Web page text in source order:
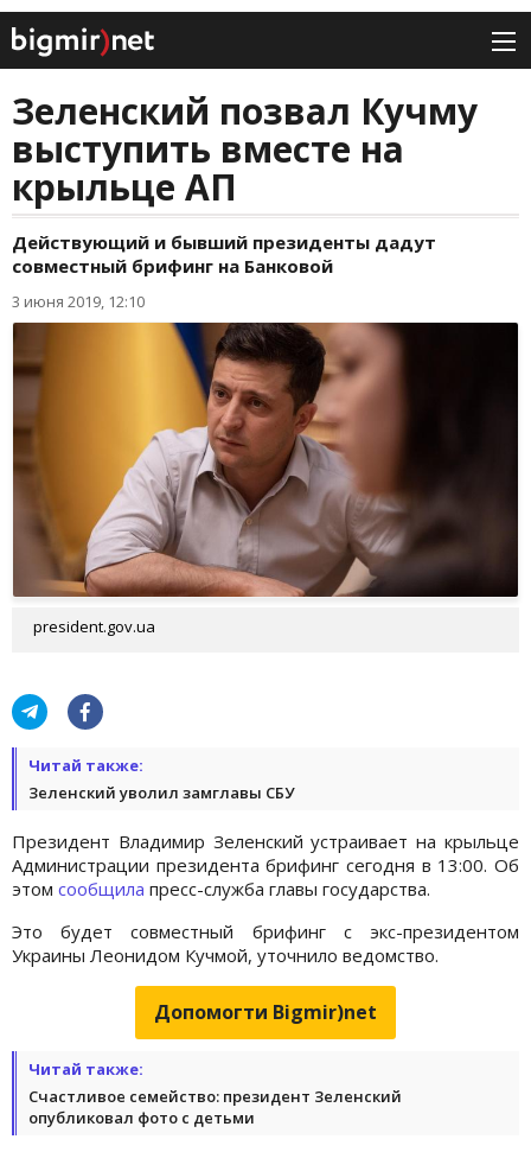
Зеленский позвал Кучму
выступить вместе на
крыльце АП
Действующий и бывший президенты дадут
совместный брифинг на Банковой
3 июня 2019, 12:10
president.gov.ua
Читай также:
Зеленский уволил замглавы СБУ
Президент Владимир Зеленский устраивает на крыльце
Администрации президента брифинг сегодня в 13:00. Об
этом сообщила пресс-служба главы государства.
Это будет совместный брифинг с экс-президентом
Украины Леонидом Кучмой, уточнило ведомство.
Допомогти Bigmir)net
Читай также:
Счастливое семейство: президент Зеленский
опубликовал фото с детьми